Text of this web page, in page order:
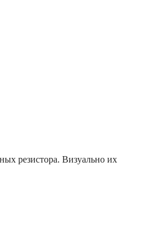
резистора. Визуально их